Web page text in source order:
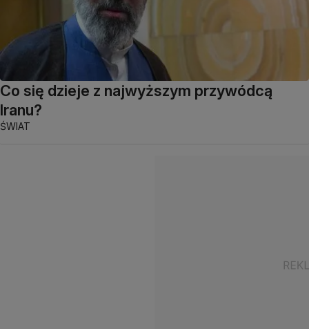
Co się dzieje z najwyższym przywódcą
Iranu?
ŚWIAT